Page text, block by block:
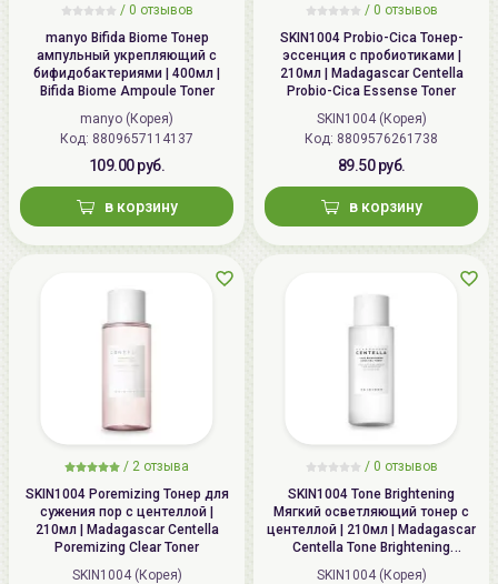
/ 0 отзывов
manyo Bifida Biome Тонер
aмпульный укрепляющий с
бифидобактериями | 400мл |
Bifida Biome Ampoule Toner
manyo (Корея)
Код: 8809657114137
109.00 руб.
в корзину
/ 0 отзывов
SKIN1004 Probio-Cica Тонер-
эссенция с пробиотиками |
210мл | Madagascar Centella
Probio-Cica Essense Toner
SKIN1004 (Корея)
Код: 8809576261738
89.50 руб.
в корзину
/ 2 отзыва
SKIN1004 Poremizing Тонер для
сужения пор с центеллой |
210мл | Madagascar Centella
Poremizing Clear Toner
SKIN1004 (Корея)
/ 0 отзывов
SKIN1004 Tone Brightening
Мягкий осветляющий тонер с
центеллой | 210мл | Madagascar
Centella Tone Brightening
Boosting Toner
SKIN1004 (Корея)